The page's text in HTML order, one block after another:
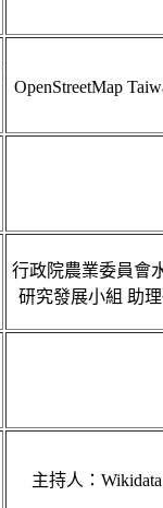
OpenStreetMap
行政院農業委員會
研究發展小組 助
主持人：